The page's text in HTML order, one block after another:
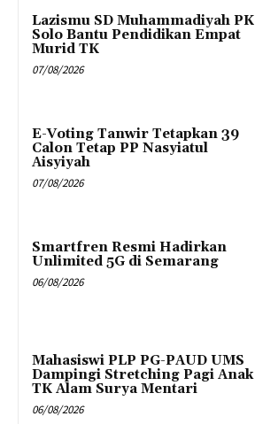
Lazismu SD Muhammadiyah PK
Solo Bantu Pendidikan Empat
Murid TK
07/08/2026
E-Voting Tanwir Tetapkan 39
Calon Tetap PP Nasyiatul
Aisyiyah
07/08/2026
Smartfren Resmi Hadirkan
Unlimited 5G di Semarang
06/08/2026
Mahasiswi PLP PG-PAUD UMS
Dampingi Stretching Pagi Anak
TK Alam Surya Mentari
06/08/2026